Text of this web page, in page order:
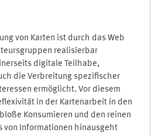
von Karten ist durch das Web
realisierbar
digitale Teilhabe,
die Verbreitung spezifischer
ermöglicht. Vor diesem
in der Kartenarbeit in den
Konsumieren und den reinen
von Informationen hinausgeht